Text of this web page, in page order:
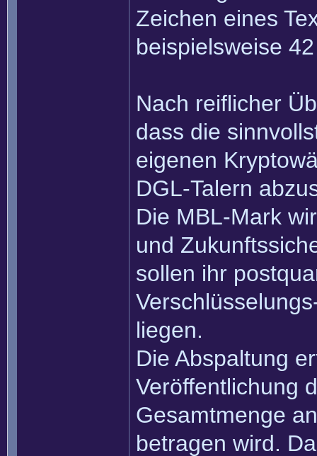
Zeichen eines
beispielsweise
Nach reiflicher
dass die
eigenen
DGL-Talern
Die MBL-Mark
und
sollen ihr
liegen.
Die Abspaltung
Veröffentlichung
Gesamtmenge
betragen wird.